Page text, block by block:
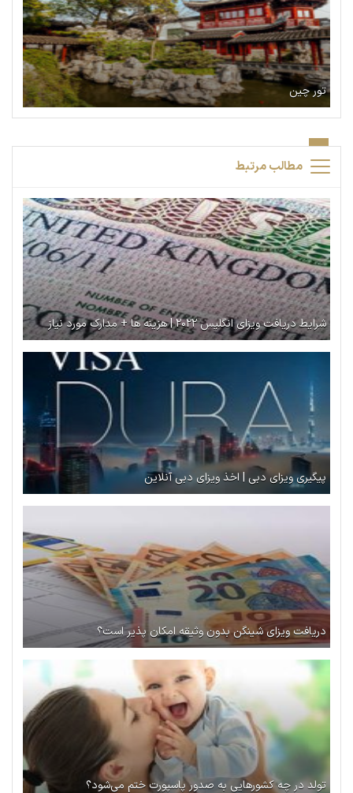
تور چین
مطالب مرتبط
شرایط دریافت ویزای انگلیس ۲۰۲۲ | هزینه ها + مدارک مورد نیاز
پیگیری ویزای دبی | اخذ ویزای دبی آنلاین
دریافت ویزای شینگن بدون وثیقه امکان پذیر است؟
تولد در چه کشورهایی به صدور پاسپورت ختم می‌شود؟